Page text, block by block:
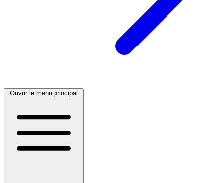
Ouvrir le menu principal